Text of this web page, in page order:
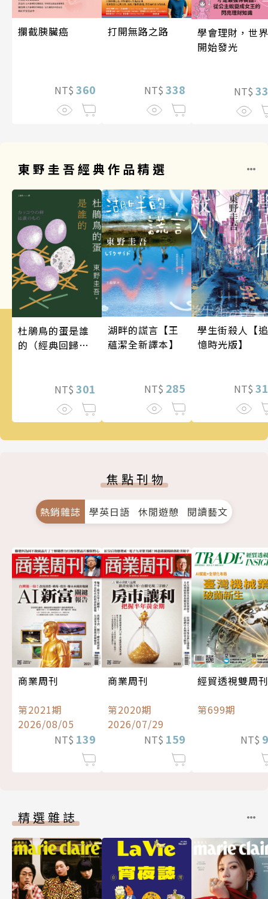
攔截胰臟癌
NT$ 360
打開無路之路
NT$ 338
學會理財，世界
開始發光
NT$
東野圭吾經典作品精選
杜鵑鳥的蛋是誰
的（經典回歸
NT$ 301
湖畔的謊言【王
蘊潔全新譯本】
NT$ 285
學生街殺人【追
憶時光版】
NT$
焦點刊物
熱銷雜誌 學英日語 休閒遊憩 閱讀藝文
商業周刊
第2021期
2026/08/05
NT$ 139
商業周刊
第2020期
2026/07/29
NT$ 159
經貿透視雙周刊
第699期
NT$
精選雜誌